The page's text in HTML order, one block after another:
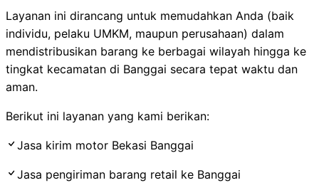
Layanan ini dirancang untuk memudahkan Anda (baik
individu, pelaku UMKM, maupun perusahaan) dalam
mendistribusikan barang ke berbagai wilayah hingga ke
tingkat kecamatan di Banggai secara tepat waktu dan
aman.
Berikut ini layanan yang kami berikan:
Jasa kirim motor Bekasi Banggai
Jasa pengiriman barang retail ke Banggai